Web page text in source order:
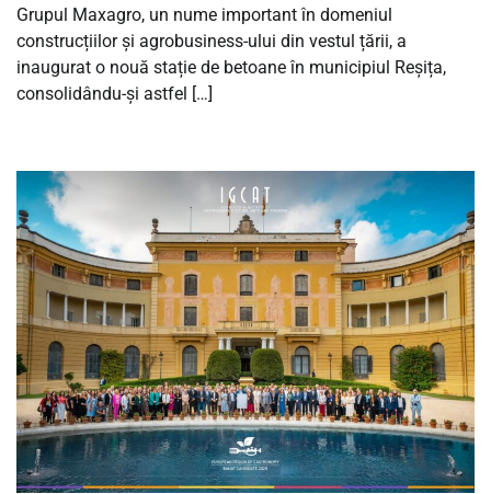
Grupul Maxagro, un nume important în domeniul
construcțiilor și agrobusiness-ului din vestul țării, a
inaugurat o nouă stație de betoane în municipiul Reșița,
consolidându-și astfel […]